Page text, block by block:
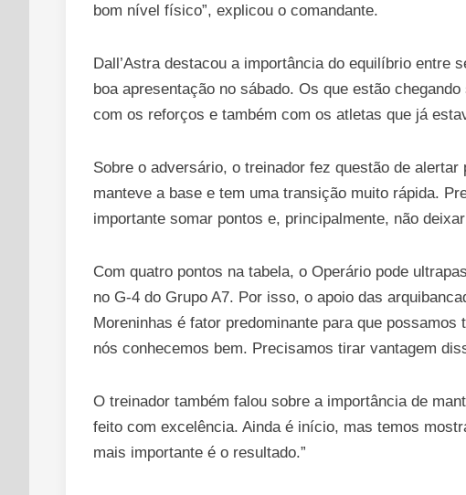
bom nível físico”, explicou o comandante.
Dall’Astra destacou a importância do equilíbrio entre
boa apresentação no sábado. Os que estão
com os reforços e também com os atletas que já
Sobre o adversário, o treinador fez questão de
manteve a base e tem uma transição muito rápida.
importante somar pontos e, principalmente, não
Com quatro pontos na tabela, o Operário pode
no G-4 do Grupo A7. Por isso, o apoio das
Moreninhas é fator predominante para que
nós conhecemos bem. Precisamos tirar vantagem
O treinador também falou sobre a importância de
feito com excelência. Ainda é início, mas temos
mais importante é o resultado.”